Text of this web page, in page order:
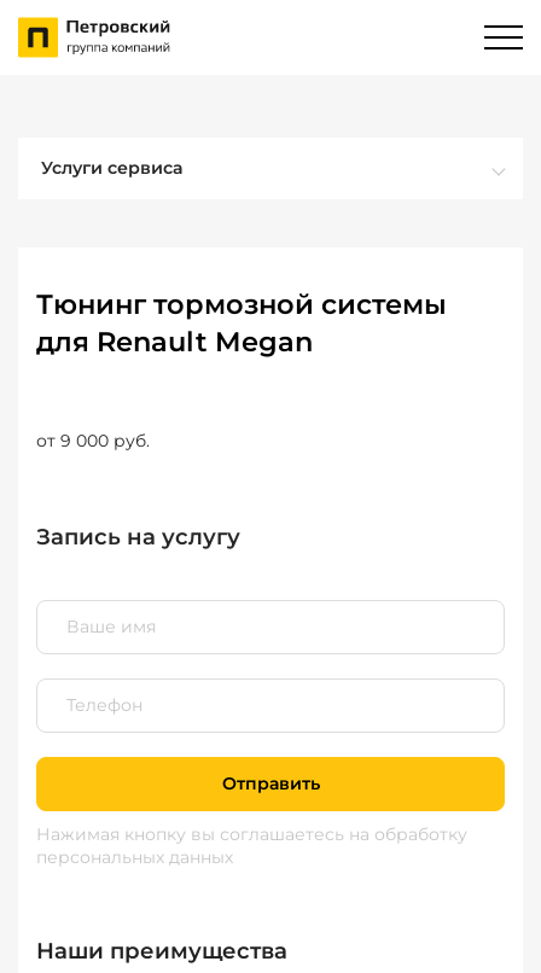
Услуги сервиса
Тюнинг тормозной системы
для Renault Megan
от 9 000 руб.
Запись на услугу
Отправить
Нажимая кнопку вы соглашаетесь на обработку
персональных данных
Наши преимущества